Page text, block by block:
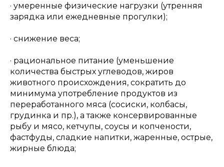
· умеренные физические нагрузки (утренняя
зарядка или ежедневные прогулки);
· снижение веса;
· рациональное питание (уменьшение
количества быстрых углеводов, жиров
животного происхождения, сократить до
минимума употребление продуктов из
переработанного мяса (сосиски, колбасы,
грудинка и пр.), а также консервированные
рыбу и мясо, кетчупы, соусы и копчености,
фастфуды, сладкие напитки, жаренные, острые,
жирные блюда;